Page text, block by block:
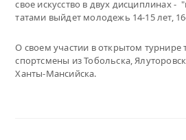
свое искусство в двух дисциплинах -
татами выйдет молодежь 14-15 лет,
О своем участии в открытом турнире
спортсмены из Тобольска,
Ханты-Мансийска.